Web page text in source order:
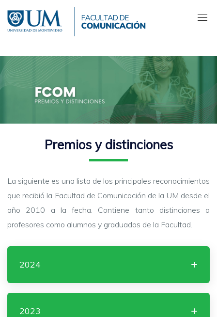
contenido
principal
Premios y distinciones
La siguiente es una lista de los principales reconocimientos
que recibió la Facultad de Comunicación de la UM desde el
año 2010 a la fecha. Contiene tanto distinciones a
profesores como alumnos y graduados de la Facultad.
2024
2023